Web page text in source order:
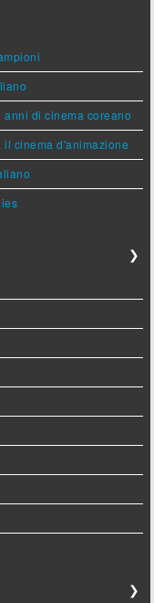
anni di cinema coreano
il cinema d'animazione
❯
❯